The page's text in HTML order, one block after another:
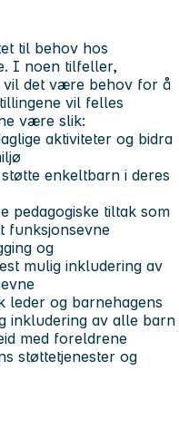
til behov hos
I noen tilfeller,
vil det være behov for å
vil felles
være slik:
aktiviteter og bidra
enkeltbarn i deres
pedagogiske tiltak som
funksjonsevne
og
mulig inkludering av
leder og barnehagens
inkludering av alle barn
med foreldrene
støttetjenester og